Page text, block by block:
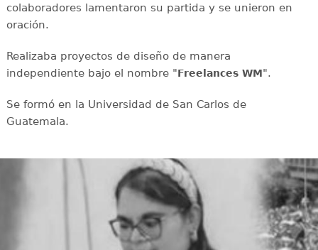
colaboradores lamentaron su partida y se unieron en
oración.
Realizaba proyectos de diseño de manera
independiente bajo el nombre "Freelances WM".
Se formó en la Universidad de San Carlos de
Guatemala.